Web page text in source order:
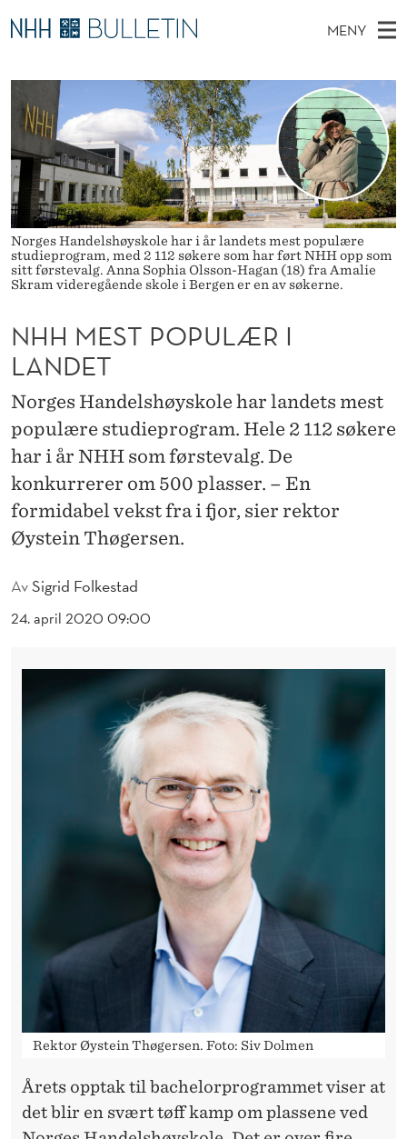
N
H
H
E
S
T
P
O
U
L
Æ
R
L
A
N
D
MENY
O
V
E
D
M
E
N
Y
Ø
K
T
T
E
D
E
T
Stipendiater og nye forskerprofiler
Disputaser
Ekspertutvalg
Om Bulletin
Norges Handelshøyskole har i år landets mest populære
studieprogram, med 2 112 søkere som har ført NHH opp som
sitt førstevalg. Anna Sophia Olsson-Hagan (18) fra Amalie
Skram videregående skole i Bergen er en av søkerne.
AvSigrid Folkestad
24. april 2020 09:00
NHH MEST POPULÆR I
LANDET
Norges Handelshøyskole har landets mest
populære studieprogram. Hele 2 112 søkere
har i år NHH som førstevalg. De
konkurrerer om 500 plasser. – En
formidabel vekst fra i fjor, sier rektor
Øystein Thøgersen.
Rektor Øystein Thøgersen. Foto: Siv Dolmen
Årets opptak til bachelorprogrammet viser at
det blir en svært tøff kamp om plassene ved